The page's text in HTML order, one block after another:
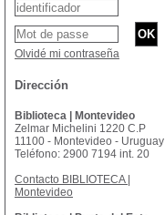
Olvidé mi contraseña
Dirección
Biblioteca | Montevideo
Zelmar Michelini 1220 C.P
11100 - Montevideo - Uruguay
Teléfono: 2900 7194 int. 20
Contacto BIBLIOTECA |
Montevideo